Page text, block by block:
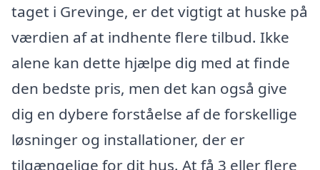
taget i Grevinge, er det vigtigt at huske på
værdien af at indhente flere tilbud. Ikke
alene kan dette hjælpe dig med at finde
den bedste pris, men det kan også give
dig en dybere forståelse af de forskellige
løsninger og installationer, der er
tilgængelige for dit hus. At få 3 eller flere